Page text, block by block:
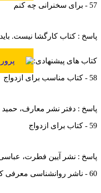
57 - برای سخنرانی چه کنم
پاسخ : کتاب کارگشا نیست.
کتاب های پیشنهادی:
58 - کتاب مناسب برای ازدواج
پاسخ : دفتر نشر معارف،
59 - کتاب برای ازدواج
پاسخ : نشر آیین فطرت،
60 - ناشر روانشناسی معرفی کنید